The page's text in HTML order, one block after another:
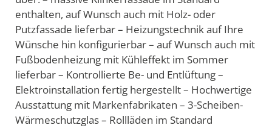
enthalten, auf Wunsch auch mit Holz- oder
Putzfassade lieferbar – Heizungstechnik auf Ihre
Wünsche hin konfigurierbar – auf Wunsch auch mit
Fußbodenheizung mit Kühleffekt im Sommer
lieferbar – Kontrollierte Be- und Entlüftung –
Elektroinstallation fertig hergestellt – Hochwertige
Ausstattung mit Markenfabrikaten – 3-Scheiben-
Wärmeschutzglas – Rollläden im Standard